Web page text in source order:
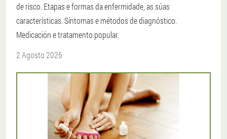
de risco. Etapas e formas da enfermidade, as súas
características. Síntomas e métodos de diagnóstico.
Medicación e tratamento popular.
2 Agosto 2026